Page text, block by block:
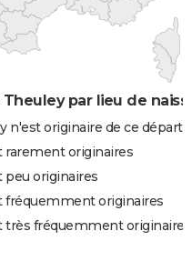
par lieu de
n'est originaire de ce
rarement originaires
originaires
fréquemment originaires
fréquemment originaires